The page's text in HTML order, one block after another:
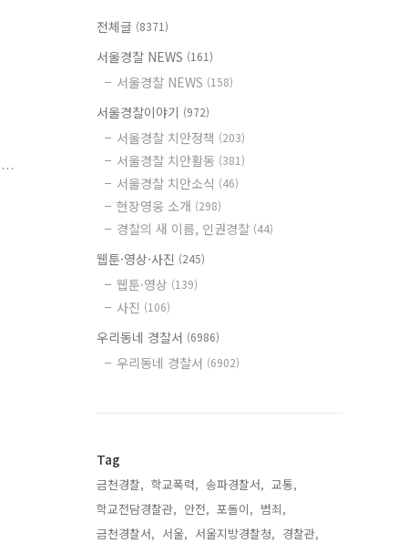
전체글 (8371)
서울경찰 NEWS (161)
서울경찰 NEWS (158)
서울경찰이야기 (972)
서울경찰 치안정책 (203)
서울경찰 치안활동 (381)
서울경찰 치안소식 (46)
현장영웅 소개 (298)
경찰의 새 이름, 인권경찰 (44)
웹툰·영상·사진 (245)
웹툰·영상 (139)
사진 (106)
우리동네 경찰서 (6986)
우리동네 경찰서 (6902)
Tag
금천경찰, 학교폭력, 송파경찰서, 교통,
학교전담경찰관, 안전, 포돌이, 범죄,
금천경찰서, 서울, 서울지방경찰청, 경찰관,